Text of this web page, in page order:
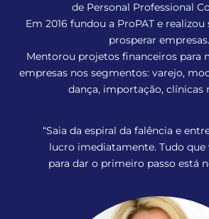
de Personal Professional
Em 2016 fundou a ProPAT e
prosperar empresas.
Mentorou projetos financeiros para
empresas nos segmentos: varejo,
dança, importação, clínicas
“Saia da espiral da falência e
lucro imediatamente. Tudo que
para dar o primeiro passo está